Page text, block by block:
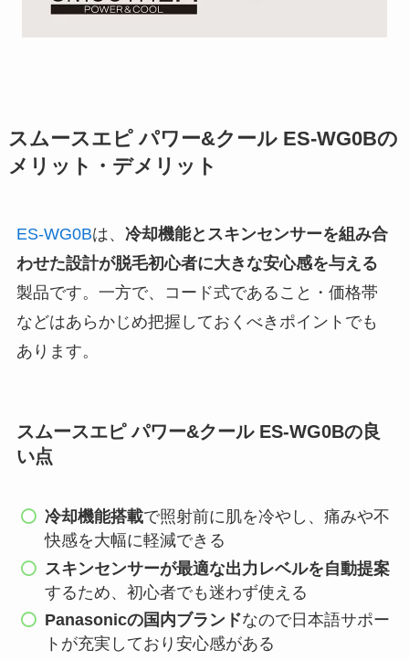
スムースエピ パワー&クール ES-WG0Bの
メリット・デメリット
ES-WG0Bは、 冷却機能とスキンセンサーを組み合
わせた設計が脱毛初心者に大きな安心感を与える
製品です。一方で、コード式であること・価格帯
などはあらかじめ把握しておくべきポイントでも
あります。
スムースエピ パワー&クール ES-WG0Bの良
い点
冷却機能搭載で照射前に肌を冷やし、痛みや不
快感を大幅に軽減できる
スキンセンサーが最適な出力レベルを自動提案
するため、初心者でも迷わず使える
Panasonicの国内ブランドなので日本語サポー
トが充実しており安心感がある